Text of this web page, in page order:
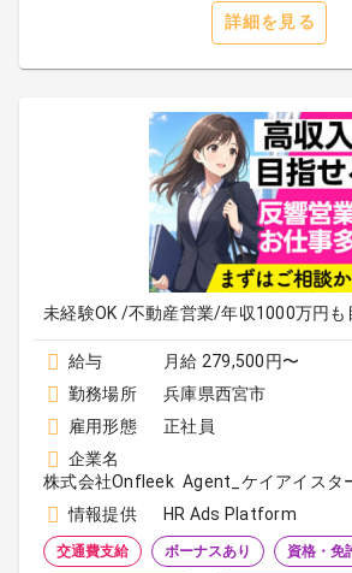
詳細を見る
未経験OK /不動産営業/年収1000万円も
給与
月給 279,500円〜
勤務場所
兵庫県西宮市
雇用形態
正社員
企業名
株式会社Onfleek Agent_ケイアイスタ
情報提供
HR Ads Platform
交通費支給 ボーナスあり 資格・免